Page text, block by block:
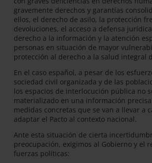
gravemente derechos y garantías
ellos, el derecho de asilo, la protección
devoluciones, el acceso a defensa
derecho a la información y la atención
personas en situación de mayor
protección al derecho a la salud integral
En el caso español, a pesar de los
sociedad civil organizada y de las
los espacios de interlocución pública no
materializado en una información
medidas concretas que se van a llevar a
adaptar el Pacto al contexto nacional.
Ante esta situación de cierta
preocupación, exigimos al Gobierno y el
fuerzas políticas: